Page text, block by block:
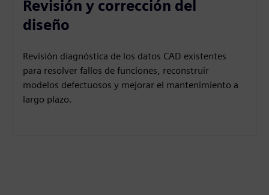
Revisión y corrección del
diseño
Revisión diagnóstica de los datos CAD existentes
para resolver fallos de funciones, reconstruir
modelos defectuosos y mejorar el mantenimiento a
largo plazo.